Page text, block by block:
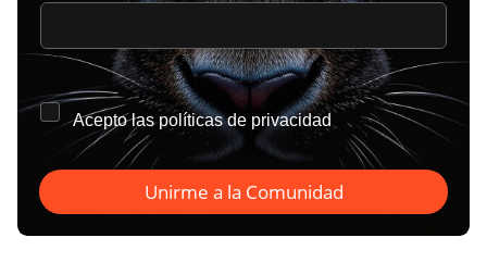
*
Acepto laspolíticas de privacidad
Unirme a la Comunidad